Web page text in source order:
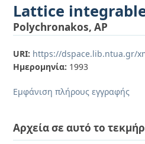
Lattice
Polychronakos, AP
URI: https://dspace.lib.ntua.gr/
Ημερομηνία: 1993
Εμφάνιση πλήρους εγγραφής
Αρχεία σε αυτό το